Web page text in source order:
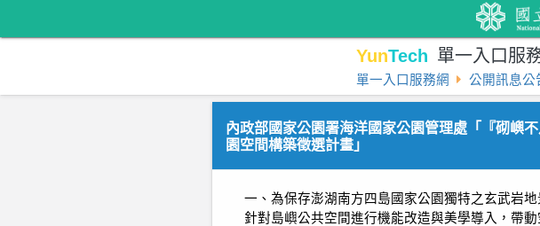
YunTech 單一入口服
單一入口服務網 公開訊息公
內政部國家公園署海洋國家公園管理處「『砌嶼
園空間構築徵選計畫」
一、為保存澎湖南方四島國家公園獨特之玄武岩
針對島嶼公共空間進行機能改造與美學導入，帶動